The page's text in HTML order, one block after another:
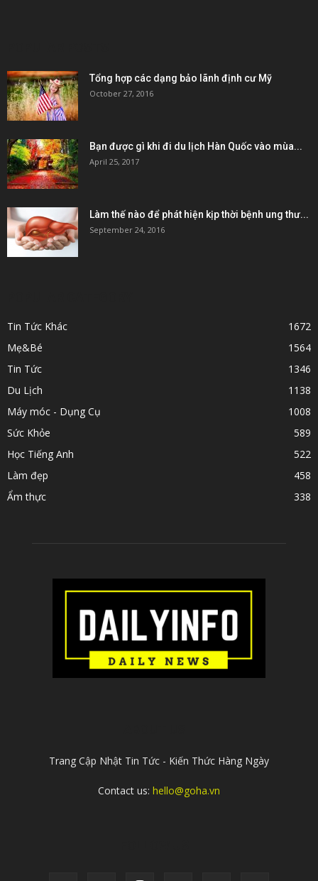
Tổng hợp các dạng bảo lãnh định cư Mỹ
October 27, 2016
Bạn được gì khi đi du lịch Hàn Quốc vào mùa...
April 25, 2017
Làm thế nào để phát hiện kịp thời bệnh ung thư...
September 24, 2016
Tin Tức Khác
1672
Mẹ&Bé
1564
Tin Tức
1346
Du Lịch
1138
Máy móc - Dụng Cụ
1008
Sức Khỏe
589
Học Tiếng Anh
522
Làm đẹp
458
Ẩm thực
338
Trang Cập Nhật Tin Tức - Kiến Thức Hàng Ngày
Contact us: hello@goha.vn